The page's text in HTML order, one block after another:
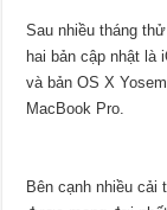
Sau nhiều tháng
hai bản cập nhật là
và bản OS X
MacBook Pro
Bên cạnh nhiều